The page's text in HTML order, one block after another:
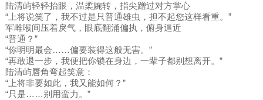
陆清屿轻轻抬眼，温柔婉转，指尖蹭过对方掌心
“上将说笑了，我不过是只普通雄虫，担不起您这样看重。”
军雌喉间压着戾气，眼底翻涌偏执，俯身逼近
“普通？”
“你明明最会……偏要装得这般无害。”
“再敢退一步，我便把你锁在身边，一辈子都别想离开。”
陆清屿唇角弯起笑意：
“上将非要如此，我又能如何？”
“只是……别用蛮力。”